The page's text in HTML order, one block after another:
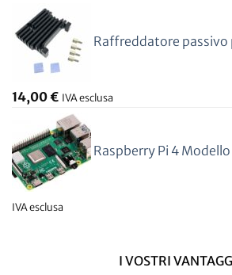
Raffreddatore passivo
14,00€ IVA esclusa
Raspberry Pi 4 Modello
IVA esclusa
I VOSTRI